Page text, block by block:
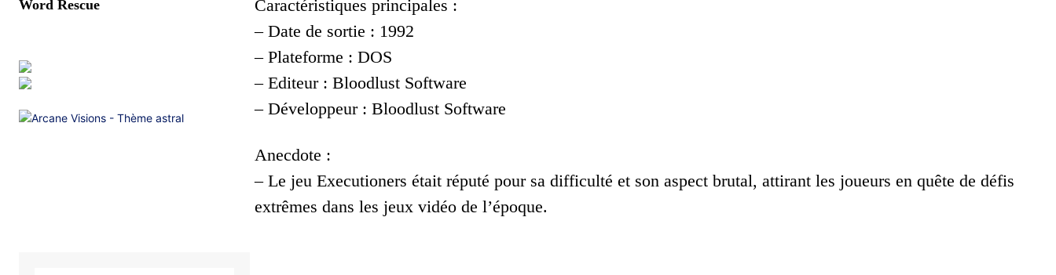
Word Rescue
Caractéristiques principales :
– Date de sortie : 1992
– Plateforme : DOS
– Editeur : Bloodlust Software
– Développeur : Bloodlust Software
Anecdote :
– Le jeu Executioners était réputé pour sa difficulté et son aspect brutal, attirant les joueurs en quête de défis
extrêmes dans les jeux vidéo de l’époque.